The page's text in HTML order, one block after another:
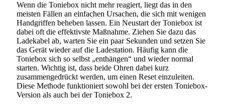
Wenn die Toniebox nicht mehr reagiert, liegt das in den
meisten Fällen an einfachen Ursachen, die sich mit wenigen
Handgriffen beheben lassen. Ein Neustart der Toniebox ist
dabei oft die effektivste Maßnahme. Ziehen Sie dazu das
Ladekabel ab, warten Sie ein paar Sekunden und setzen Sie
das Gerät wieder auf die Ladestation. Häufig kann die
Toniebox sich so selbst „enthängen“ und wieder normal
starten. Wichtig ist, dass beide Ohren dabei kurz
zusammengedrückt werden, um einen Reset einzuleiten.
Diese Methode funktioniert sowohl bei der ersten Toniebox-
Version als auch bei der Toniebox 2.